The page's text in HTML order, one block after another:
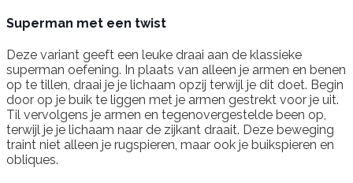
Superman met een twist
Deze variant geeft een leuke draai aan de klassieke
superman oefening. In plaats van alleen je armen en benen
op te tillen, draai je je lichaam opzij terwijl je dit doet. Begin
door op je buik te liggen met je armen gestrekt voor je uit.
Til vervolgens je armen en tegenovergestelde been op,
terwijl je je lichaam naar de zijkant draait. Deze beweging
traint niet alleen je rugspieren, maar ook je buikspieren en
obliques.